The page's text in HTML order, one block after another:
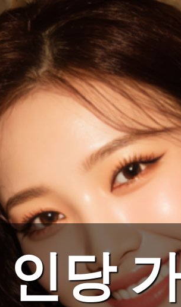
인당